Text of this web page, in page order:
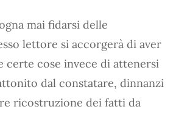
mai fidarsi delle
lettore si accorgerà di aver
certe cose invece di attenersi
dal constatare, dinnanzi
ricostruzione dei fatti da